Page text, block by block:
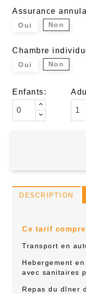
Assurance
Oui Non
Chambre
Oui Non
Enfants:
DESCRIPTION
Ce tarif
Transport en
Hebergement
avec sanitaires
Repas du dîner